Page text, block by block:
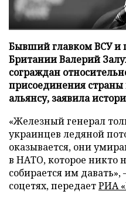
Бывший главком ВСУ и
Британии Валерий
сограждан
присоединения страны
альянсу, заявила
«Железный генерал
украинцев ледяной
оказывается, они
в НАТО, которое никто
собирается им давать»,
соцетях, передаетРИА